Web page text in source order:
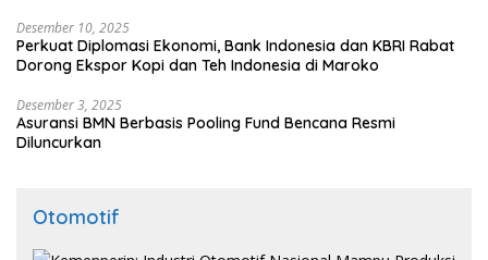
Desember 10, 2025
Perkuat Diplomasi Ekonomi, Bank Indonesia dan KBRI Rabat
Dorong Ekspor Kopi dan Teh Indonesia di Maroko
Desember 3, 2025
Asuransi BMN Berbasis Pooling Fund Bencana Resmi
Diluncurkan
Otomotif